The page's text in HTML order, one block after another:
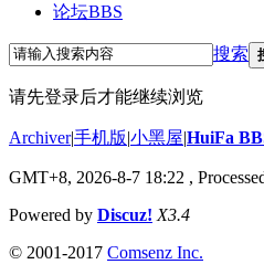
论坛BBS
搜索
请先登录后才能继续浏览
Archiver|手机版|小黑屋|HuiFa
GMT+8, 2026-8-7 18:22 ,
Powered by Discuz! X3.4
© 2001-2017 Comsenz Inc.